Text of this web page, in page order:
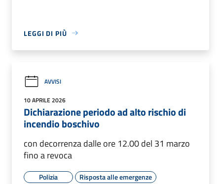
LEGGI DI PIÙ
AVVISI
10 APRILE 2026
Dichiarazione periodo ad alto rischio di
incendio boschivo
con decorrenza dalle ore 12.00 del 31 marzo
fino a revoca
Polizia
Risposta alle emergenze